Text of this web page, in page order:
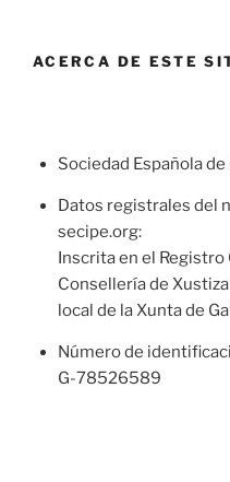
ACERCA DE ESTE
Sociedad Española
Datos registrales del
secipe.org:
Inscrita en el
Consellería de
local de la Xunta de
Número de
G-78526589